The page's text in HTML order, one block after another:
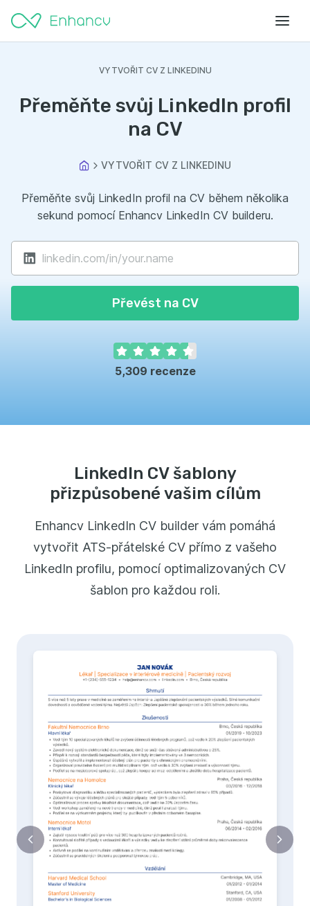
VYTVOŘIT CV Z LINKEDINU
Přeměňte svůj LinkedIn profil
na CV
VYTVOŘIT CV Z LINKEDINU
Přeměňte svůj LinkedIn profil na CV během několika
sekund pomocí Enhancv LinkedIn CV builderu.
Převést na CV
5,309 recenze
LinkedIn CV šablony
přizpůsobené vašim cílům
Enhancv LinkedIn CV builder vám pomáhá
vytvořit ATS-přátelské CV přímo z vašeho
LinkedIn profilu, pomocí optimalizovaných CV
šablon pro každou roli.